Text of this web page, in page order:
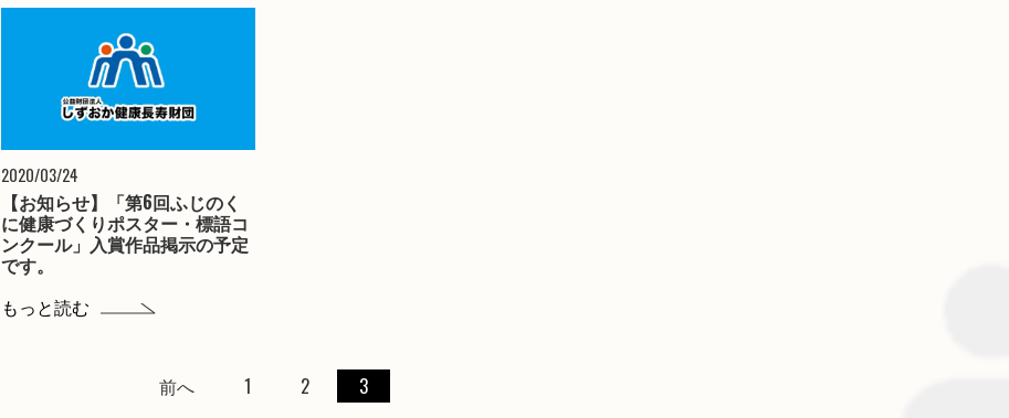
2020/03/24
【お知らせ】「第6回ふじのく
に健康づくりポスター・標語コ
ンクール」入賞作品掲示の予定
です。
もっと読む
前へ 1 2 3